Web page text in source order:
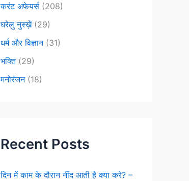
करंट अफेयर्स (208)
घरेलु नुस्ख़ें(29)
धर्म और विज्ञान(31)
भक्ति(29)
मनोरंजन(18)
Recent Posts
दिन में काम के दौरान नींद आती है क्या करे? –